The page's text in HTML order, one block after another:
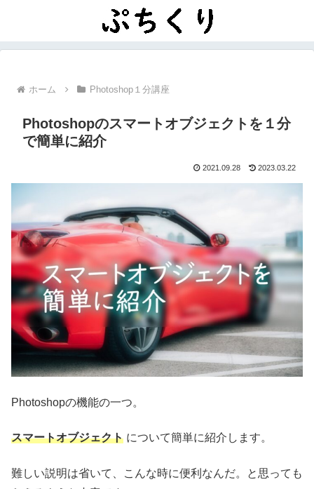
ホーム Photoshop１分講座
Photoshopのスマートオブジェクトを１分
で簡単に紹介
2021.09.28 2023.03.22
Photoshopの機能の一つ。
スマートオブジェクト について簡単に紹介します。
難しい説明は省いて、こんな時に便利なんだ。と思っても